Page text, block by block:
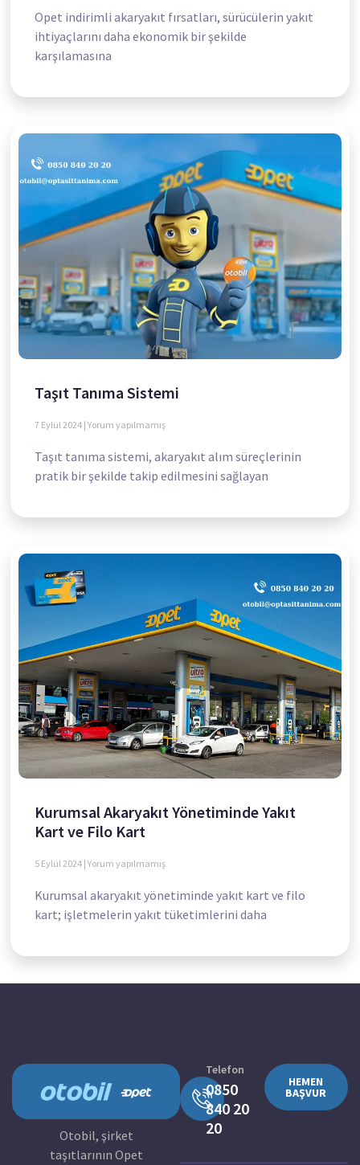
Opet indirimli akaryakıt fırsatları, sürücülerin yakıt
ihtiyaçlarını daha ekonomik bir şekilde
karşılamasına
Taşıt Tanıma Sistemi
7 Eylül 2024 Yorum yapılmamış
Taşıt tanıma sistemi, akaryakıt alım süreçlerinin
pratik bir şekilde takip edilmesini sağlayan
Kurumsal Akaryakıt Yönetiminde Yakıt
Kart ve Filo Kart
5 Eylül 2024 Yorum yapılmamış
Kurumsal akaryakıt yönetiminde yakıt kart ve filo
kart; işletmelerin yakıt tüketimlerini daha
Otobil, şirket
taşıtlarının Opet
Telefon
0850
840 20
20
HEMEN
BAŞVUR